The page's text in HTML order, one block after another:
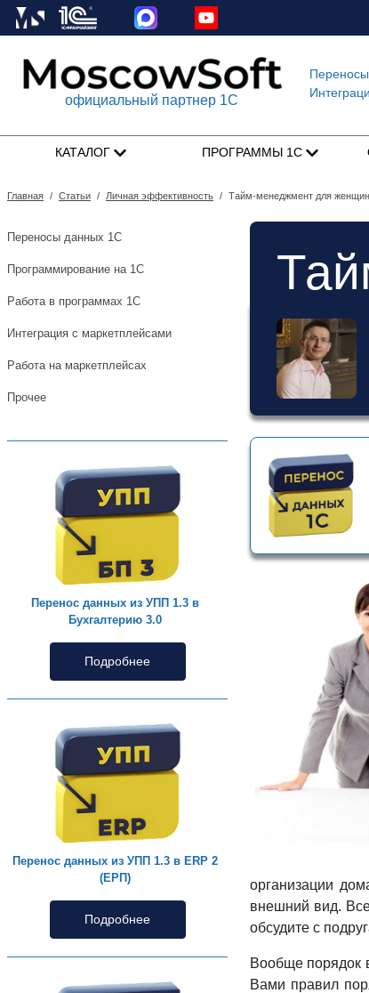
официальный партнер 1С
КАТАЛОГ ПРОГРАММЫ 1С
Главная / Статьи / Личная эффективность / Тайм-менеджмент для женщин
Переносы данных 1С
Программирование на 1С
Работа в программах 1С
Интеграция с маркетплейсами
Работа на маркетплейсах
Прочее
Перенос данных из УПП 1.3 в
Бухгалтерию 3.0
Подробнее
Перенос данных из УПП 1.3 в ERP 2
(ЕРП)
Подробнее
организации
внешний вид.
обсудите с
Вообще порядок
Вами правил